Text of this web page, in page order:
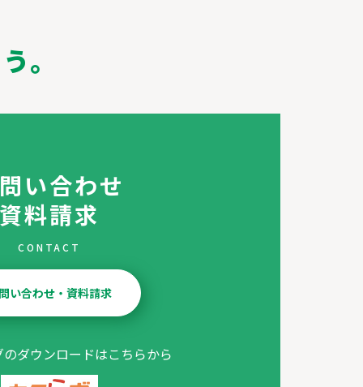
。
い合わせ
資料請求
CONTACT
い合わせ・資料請求
ダウンロードはこちらから